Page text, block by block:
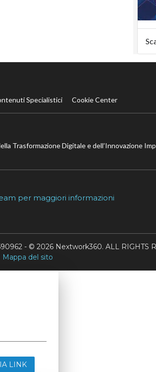
Specialistici Cookie Center
Trasformazione Digitale e dell’Innovazione
per maggiori informazioni
- © 2026 Nextwork360. ALL RIGHTS
Mappa del sito
LINK